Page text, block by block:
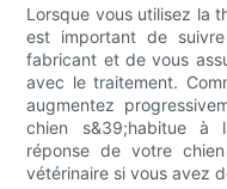
Lorsque vous utilisez la
est important de
fabricant et de vous
avec le traitement.
augmentez
chien s&39;habitue à
réponse de votre
vétérinaire si vous avez